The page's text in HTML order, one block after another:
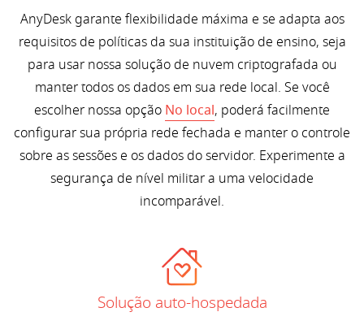
AnyDesk garante flexibilidade máxima e se adapta aos
requisitos de políticas da sua instituição de ensino, seja
para usar nossa solução de nuvem criptografada ou
manter todos os dados em sua rede local. Se você
escolher nossa opção No local, poderá facilmente
configurar sua própria rede fechada e manter o controle
sobre as sessões e os dados do servidor. Experimente a
segurança de nível militar a uma velocidade
incomparável.
Solução auto-hospedada